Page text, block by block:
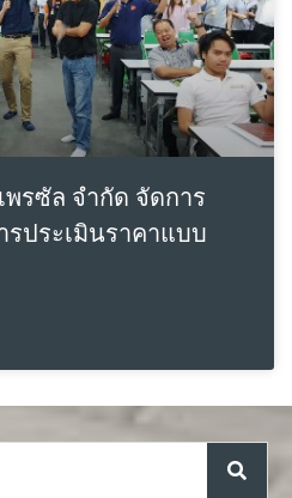
รซัล จำกัด จัดการ
ประเมินราคาแบบ